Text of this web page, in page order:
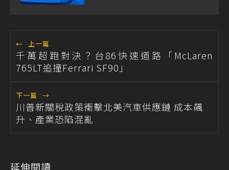
← 上一篇
千萬超跑對決？台86快速道路「McLaren
765LT追撞Ferrari SF90」
下一篇 →
川普新關稅政策衝擊北美汽車供應鏈 成本飆
升、產業恐陷混亂
延伸閱讀